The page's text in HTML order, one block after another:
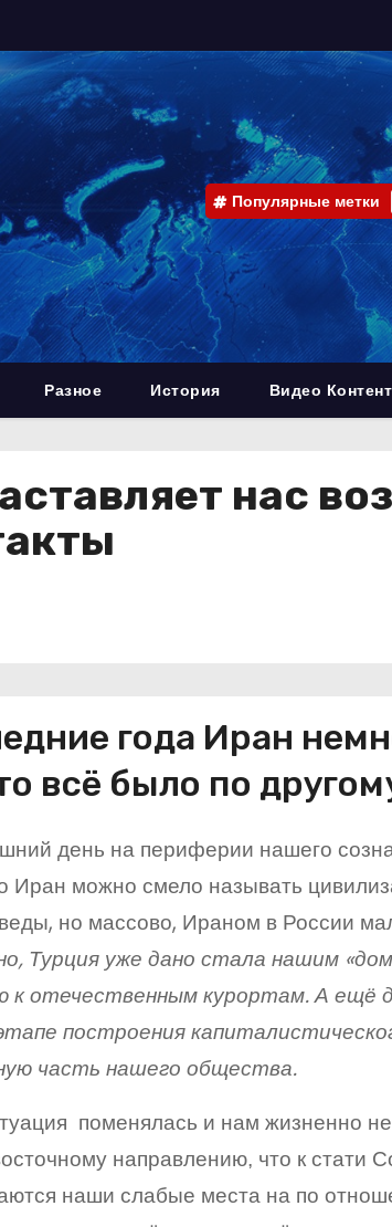
Популярные метки
Разное История Видео Контент
нас
года Иран
всё было по
день на периферии нашего
Иран можно смело называть
но массово, Ираном в России
Турция уже дано стала нашим
отечественным курортам. А ещё
построения
часть нашего общества.
поменялась и нам жизненно
направлению, что к стати
наши слабые места на по